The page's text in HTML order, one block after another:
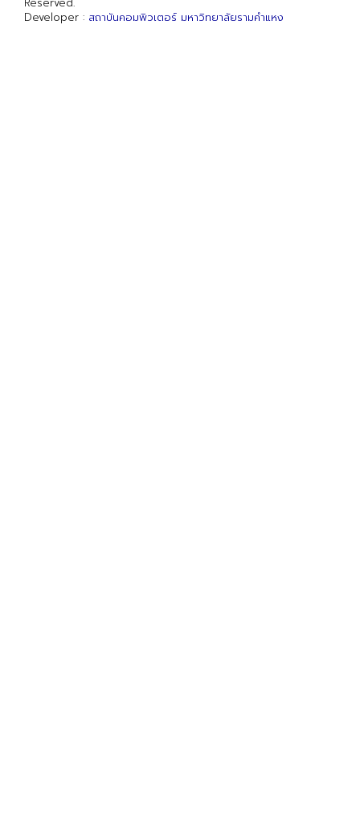
Developer : สถาบันคอมพิวเตอร์ มหาวิทยาลัยรามคำแหง